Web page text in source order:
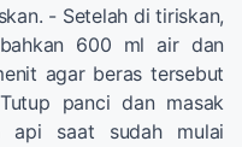
- Setelah di tiriskan,
600 ml air dan
agar beras tersebut
panci dan masak
api saat sudah mulai